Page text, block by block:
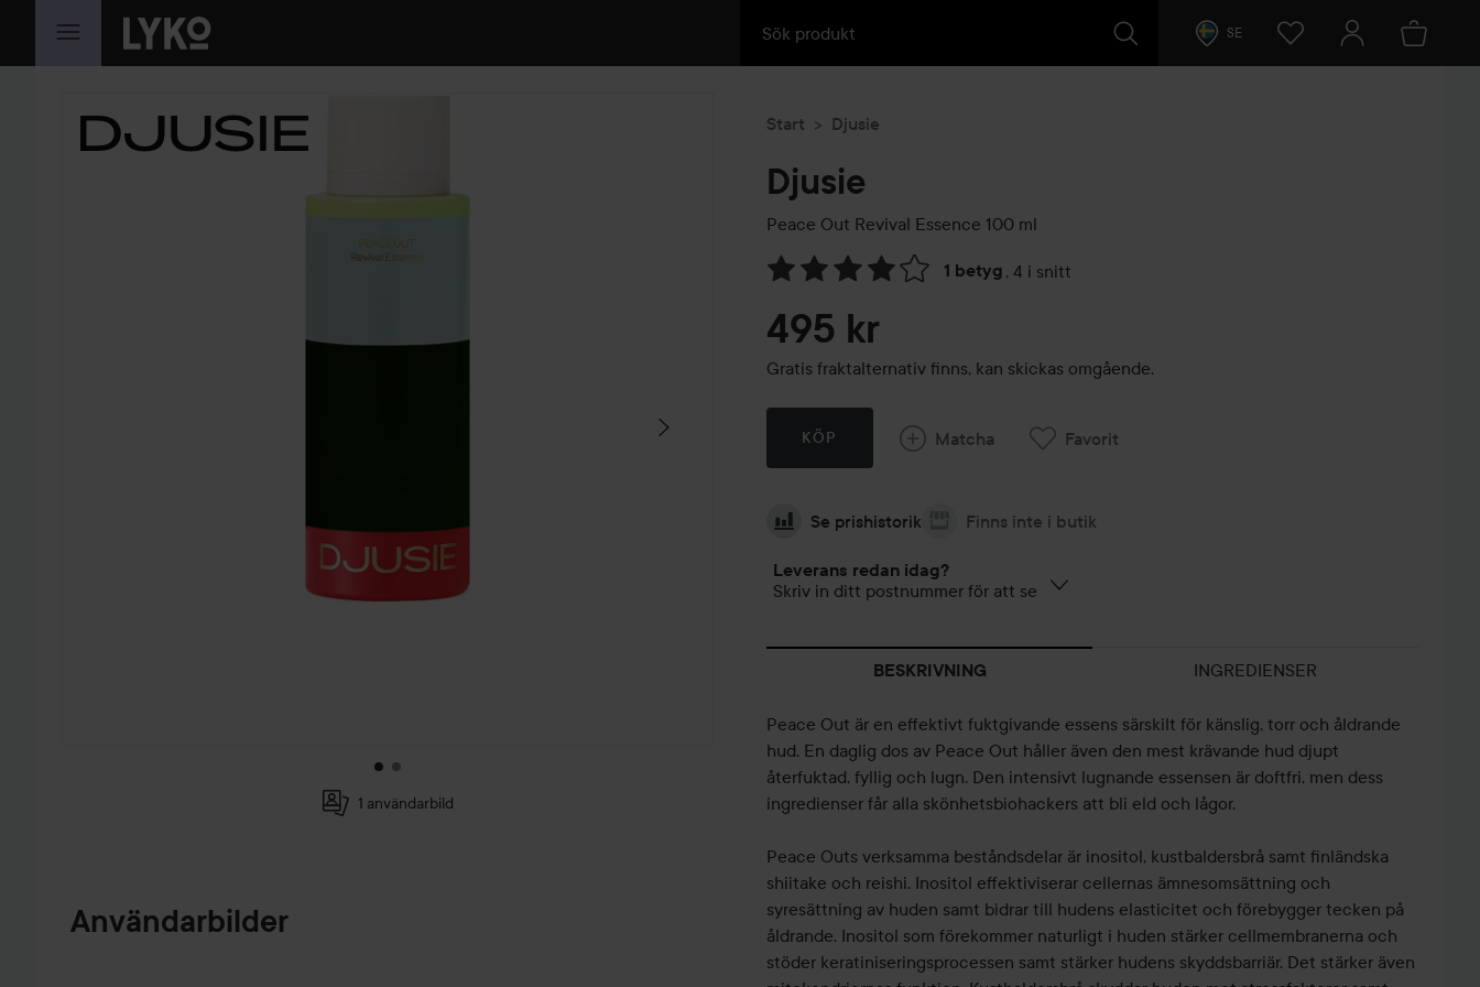
HOPPA TILL INNEHÅLLET SE
HOPPA ÖVER SEKTIONEN
1 användarbild
Användarbilder
Start Djusie
Djusie
Peace Out Revival Essence 100 ml
1 betyg , 4 i snitt
Hoppa till Betyg & kommentarer
495 kr
Gratis fraktalternativ finns, kan skickas omgående.
KÖP Matcha Favorit
Se prishistorik Finns inte i butik
Leverans redan idag?
Skriv in ditt postnummer för att se
BESKRIVNING INGREDIENSER
Peace Out är en effektivt fuktgivande essens särskilt för känslig, torr och åldrande
hud. En daglig dos av Peace Out håller även den mest krävande hud djupt
återfuktad, fyllig och lugn. Den intensivt lugnande essensen är doftfri, men dess
ingredienser får alla skönhetsbiohackers att bli eld och lågor.
Peace Outs verksamma beståndsdelar är inositol, kustbaldersbrå samt finländska
shiitake och reishi. Inositol effektiviserar cellernas ämnesomsättning och
syresättning av huden samt bidrar till hudens elasticitet och förebygger tecken på
åldrande. Inositol som förekommer naturligt i huden stärker cellmembranerna och
stöder keratiniseringsprocessen samt stärker hudens skyddsbarriär. Det stärker även